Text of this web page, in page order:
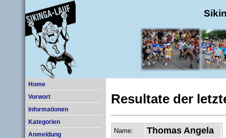
Home
Vorwort
Informationen
Kategorien
Anmeldung
Resultate der
Name: Thomas Angela